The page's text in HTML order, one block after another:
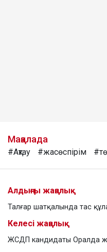
Мақалада
#Ақтау #жасөспірім
Алдыңғы жаңалық
Талғар шатқалында тас
Келесі жаңалық
ЖСДП кандидаты Оралда